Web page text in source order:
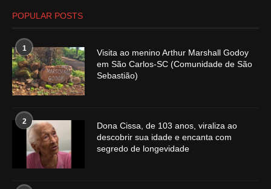
POPULAR POSTS
1
Visita ao menino Arthur Marshall Godoy
em São Carlos-SC (Comunidade de São
Sebastião)
2
Dona Cissa, de 103 anos, viraliza ao
descobrir sua idade e encanta com
segredo de longevidade